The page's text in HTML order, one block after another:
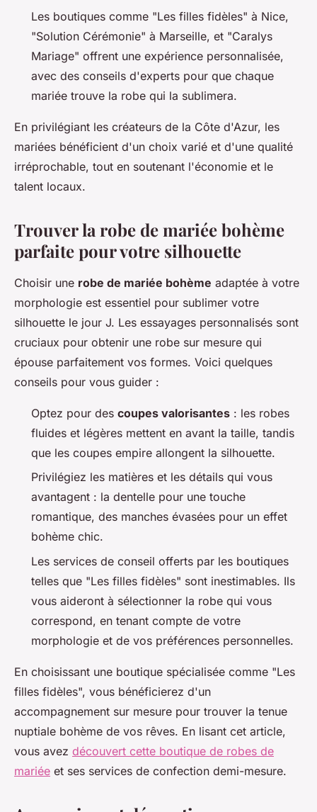
Les boutiques comme "Les filles fidèles" à Nice,
"Solution Cérémonie" à Marseille, et "Caralys
Mariage" offrent une expérience personnalisée,
avec des conseils d'experts pour que chaque
mariée trouve la robe qui la sublimera.
En privilégiant les créateurs de la Côte d'Azur, les
mariées bénéficient d'un choix varié et d'une qualité
irréprochable, tout en soutenant l'économie et le
talent locaux.
Trouver la robe de mariée bohème
parfaite pour votre silhouette
Choisir une robe de mariée bohème adaptée à votre
morphologie est essentiel pour sublimer votre
silhouette le jour J. Les essayages personnalisés sont
cruciaux pour obtenir une robe sur mesure qui
épouse parfaitement vos formes. Voici quelques
conseils pour vous guider :
Optez pour des coupes valorisantes : les robes
fluides et légères mettent en avant la taille, tandis
que les coupes empire allongent la silhouette.
Privilégiez les matières et les détails qui vous
avantagent : la dentelle pour une touche
romantique, des manches évasées pour un effet
bohème chic.
Les services de conseil offerts par les boutiques
telles que "Les filles fidèles" sont inestimables. Ils
vous aideront à sélectionner la robe qui vous
correspond, en tenant compte de votre
morphologie et de vos préférences personnelles.
En choisissant une boutique spécialisée comme "Les
filles fidèles", vous bénéficierez d'un
accompagnement sur mesure pour trouver la tenue
nuptiale bohème de vos rêves. En lisant cet article,
vous avez découvert cette boutique de robes de
mariée et ses services de confection demi-mesure.